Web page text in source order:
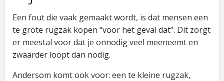
Een fout die vaak gemaakt wordt, is dat mensen een
te grote rugzak kopen “voor het geval dat”. Dit zorgt
er meestal voor dat je onnodig veel meeneemt en
zwaarder loopt dan nodig.
Andersom komt ook voor: een te kleine rugzak,